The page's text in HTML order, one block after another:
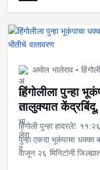
अमोल भालेराव हिंगोली
हिंगोलीला पुन्हा
तालुक्यात केंद्रबिंदू,
हिंगोली पुन्हा हादरले!
पुन्हा एकदा भूकंपाचा
वाजून २६ मिनिटांनी